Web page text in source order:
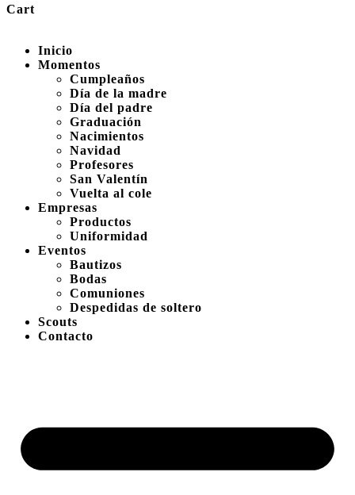
Cart
Inicio
Momentos
Cumpleaños
Día de la madre
Día del padre
Graduación
Nacimientos
Navidad
Profesores
San Valentín
Vuelta al cole
Empresas
Productos
Uniformidad
Eventos
Bautizos
Bodas
Comuniones
Despedidas de soltero
Scouts
Contacto